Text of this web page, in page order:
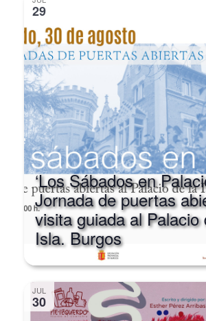
‘Los Sábados en
Jornada de puertas
visita guiada al Palacio
Isla. Burgos
JUL
30